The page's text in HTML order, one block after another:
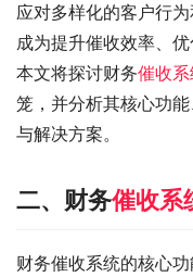
应对多样化的客户行为
成为提升催收效率、
本文将探讨财务催收
笼，并分析其核心功
与解决方案。
二、财务催收系
财务催收系统的核心